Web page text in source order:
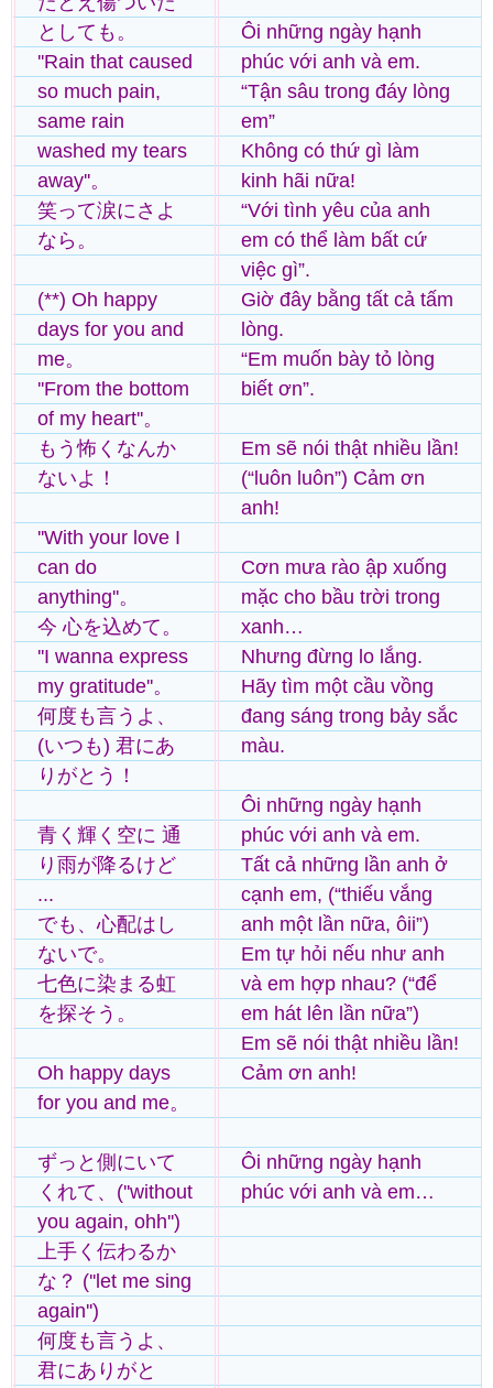
としても。
''Rain that caused
so much pain,
same rain
washed my tears
away''。
笑って涙にさよ
なら。
(**) Oh happy
days for you and
me。
''From the bottom
of my heart''。
もう怖くなんか
ないよ！
''With your love I
can do
anything''。
今 心を込めて。
''I wanna express
my gratitude''。
何度も言うよ、
(いつも) 君にあ
りがとう！
青く輝く空に 通
り雨が降るけど
...
でも、心配はし
ないで。
七色に染まる虹
を探そう。
Oh happy days
for you and me。
ずっと側にいて
くれて、(''without
you again, ohh'')
上手く伝わるか
な？ (''let me sing
again'')
何度も言うよ、
君にありがと
Ôi những ngày hạnh
phúc với anh và em.
“Tận sâu trong đáy lòng
em”
Không có thứ gì làm
kinh hãi nữa!
“Với tình yêu của anh
em có thể làm bất cứ
việc gì”.
Giờ đây bằng tất cả tấm
lòng.
“Em muốn bày tỏ lòng
biết ơn”.
Em sẽ nói thật nhiều lần!
(“luôn luôn”) Cảm ơn
anh!
Cơn mưa rào ập xuống
mặc cho bầu trời trong
xanh…
Nhưng đừng lo lắng.
Hãy tìm một cầu vồng
đang sáng trong bảy sắc
màu.
Ôi những ngày hạnh
phúc với anh và em.
Tất cả những lần anh ở
cạnh em, (“thiếu vắng
anh một lần nữa, ôii”)
Em tự hỏi nếu như anh
và em hợp nhau? (“để
em hát lên lần nữa”)
Em sẽ nói thật nhiều lần!
Cảm ơn anh!
Ôi những ngày hạnh
phúc với anh và em…